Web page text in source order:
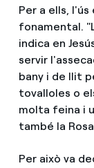
Per a ells,
fonamental.
indica en
servir
bany i de llit
tovalloles o
molta feina i
també la
Per això va